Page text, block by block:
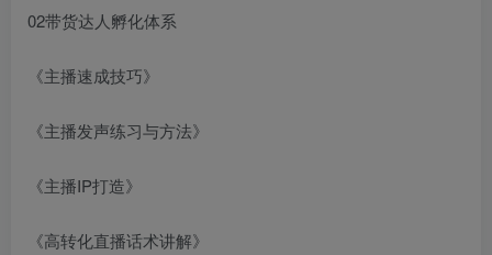
02带货达人孵化体系
《主播速成技巧》
《主播发声练习与方法》
《主播IP打造》
《高转化直播话术讲解》